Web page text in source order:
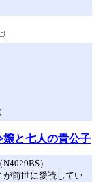
と七人の貴公子
）
が前世に愛読してい